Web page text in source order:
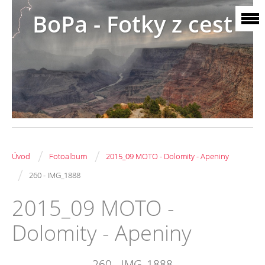
BoPa - Fotky z cest
Úvod / Fotoalbum / 2015_09 MOTO - Dolomity - Apeniny
/ 260 - IMG_1888
2015_09 MOTO -
Dolomity - Apeniny